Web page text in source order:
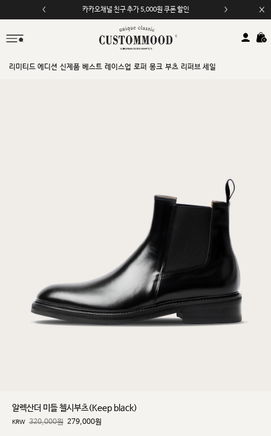
카카오채널 친구 추가 5,000원 쿠폰 할인
리미티드 에디션 신제품 베스트 레이스업 로퍼 몽크 부츠 리퍼브 세일
알렉산더 미들 첼시부츠(Keep black)
KRW 320,000원 279,000원